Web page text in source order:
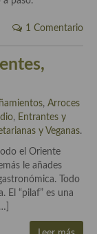
1 Comentario
, Arroces
, Entrantes y
y Veganas.
el Oriente
le añades
Todo
El “pilaf” es una